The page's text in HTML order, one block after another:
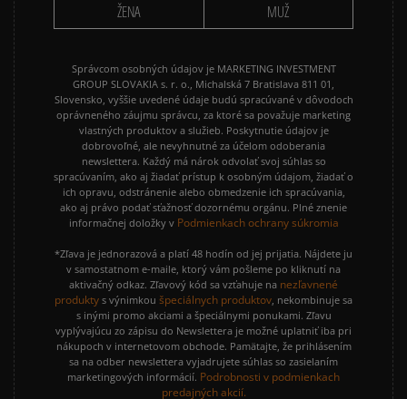
ŽENA MUŽ
Správcom osobných údajov je MARKETING INVESTMENT
GROUP SLOVAKIA s. r. o., Michalská 7 Bratislava 811 01,
Slovensko, vyššie uvedené údaje budú spracúvané v dôvodoch
oprávneného záujmu správcu, za ktoré sa považuje marketing
vlastných produktov a služieb. Poskytnutie údajov je
dobrovoľné, ale nevyhnutné za účelom odoberania
newslettera. Každý má nárok odvolať svoj súhlas so
spracúvaním, ako aj žiadať prístup k osobným údajom, žiadať o
ich opravu, odstránenie alebo obmedzenie ich spracúvania,
ako aj právo podať sťažnosť dozornému orgánu. Plné znenie
informačnej doložky v Podmienkach ochrany súkromia
*Zľava je jednorazová a platí 48 hodín od jej prijatia. Nájdete ju
v samostatnom e-maile, ktorý vám pošleme po kliknutí na
aktivačný odkaz. Zľavový kód sa vzťahuje na nezľavnené
produkty s výnimkou špeciálnych produktov , nekombinuje sa
s inými promo akciami a špeciálnymi ponukami. Zľavu
vyplývajúcu zo zápisu do Newslettera je možné uplatniť iba pri
nákupoch v internetovom obchode. Pamätajte, že prihlásením
sa na odber newslettera vyjadrujete súhlas so zasielaním
marketingových informácií. Podrobnosti v podmienkach
predajných akcií.